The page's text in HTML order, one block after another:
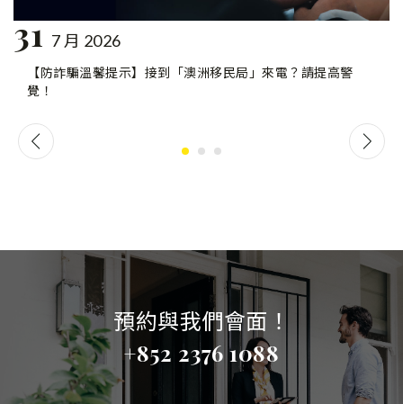
31 7 月 2026
【防詐騙溫馨提示】接到「澳洲移民局」來電？請提高警
覺！
預約與我們會面！
+852 2376 1088